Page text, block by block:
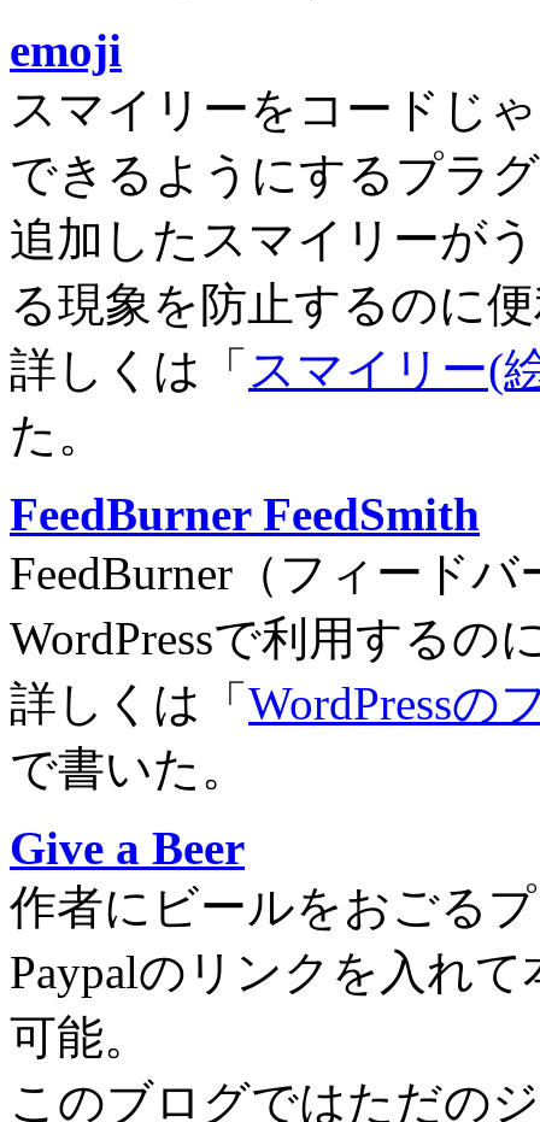
emoji
スマイリーをコードじ
できるようにするプラ
追加したスマイリーが
る現象を防止するのに
詳しくは「 スマイリー(
た。
FeedBurner FeedSmith
FeedBurner（フィード
WordPressで利用するの
詳しくは「 WordPressの
で書いた。
Give a Beer
作者にビールをおごる
Paypalのリンクを入れ
可能。
このブログではただの